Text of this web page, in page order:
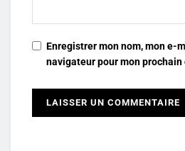
Enregistrer mon nom, mon e-
navigateur pour mon